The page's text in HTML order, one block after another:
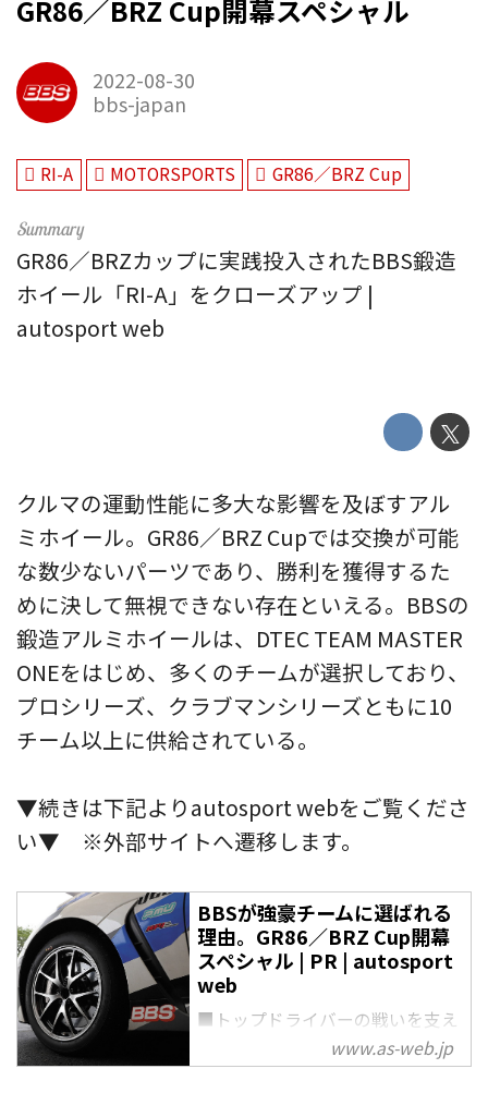
GR86／BRZ Cup開幕スペシャル
2022-08-30
bbs-japan
RI-A MOTORSPORTS GR86／BRZ Cup
GR86／BRZカップに実践投入されたBBS鍛造
ホイール「RI-A」をクローズアップ |
autosport web
クルマの運動性能に多大な影響を及ぼすアル
ミホイール。GR86／BRZ Cupでは交換が可能
な数少ないパーツであり、勝利を獲得するた
めに決して無視できない存在といえる。BBSの
鍛造アルミホイールは、DTEC TEAM MASTER
ONEをはじめ、多くのチームが選択しており、
プロシリーズ、クラブマンシリーズともに10
チーム以上に供給されている。
▼続きは下記よりautosport webをご覧くださ
い▼ ※外部サイトへ遷移します。
BBSが強豪チームに選ばれる
理由。GR86／BRZ Cup開幕
スペシャル | PR | autosport
web
■トップドライバーの戦いを支え
る強靭なつくり クルマの運動性
能に多大な影響を及ぼすアルミホ
www.as-web.jp